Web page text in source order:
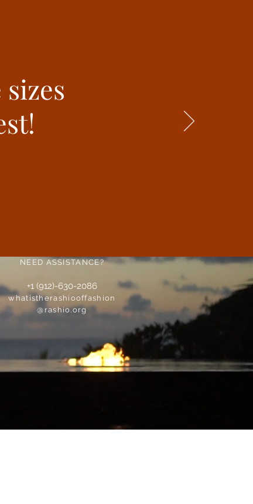
NEED ASSISTANCE?
+1 (912)-630-2086
whatistherashiooffashion
@rashio.org